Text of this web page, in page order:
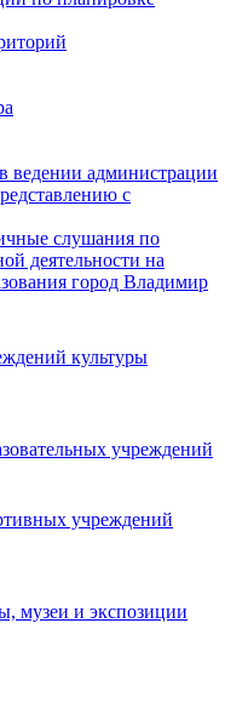
ведении администрации
с
слушания по
деятельности на
город Владимир
культуры
учреждений
учреждений
музеи и экспозиции